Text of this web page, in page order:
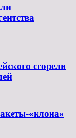
сгорели
«клона»